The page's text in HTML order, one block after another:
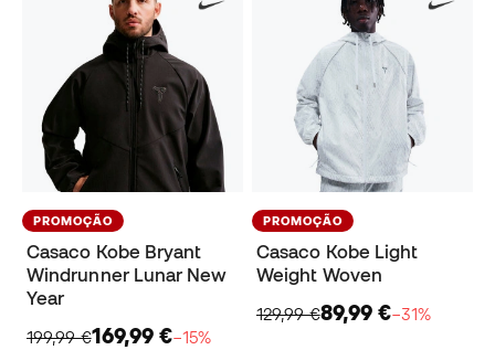
PROMOÇÃO
Casaco Kobe Bryant
Windrunner Lunar New
Year
199,99 €169,99 €−15%
PROMOÇÃO
Casaco Kobe Light
Weight Woven
129,99 €89,99 €−31%